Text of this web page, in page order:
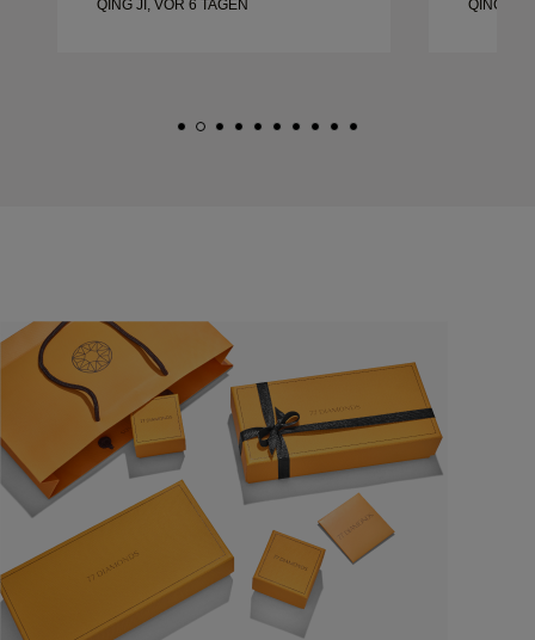
glücklich.
QING JI, VOR 6 TAGEN
glücklich.
QING JI,